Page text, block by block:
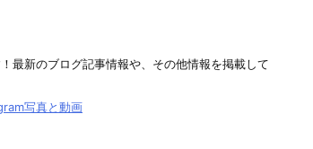
新のブログ記事情報や、その他情報を掲載して
写真と動画